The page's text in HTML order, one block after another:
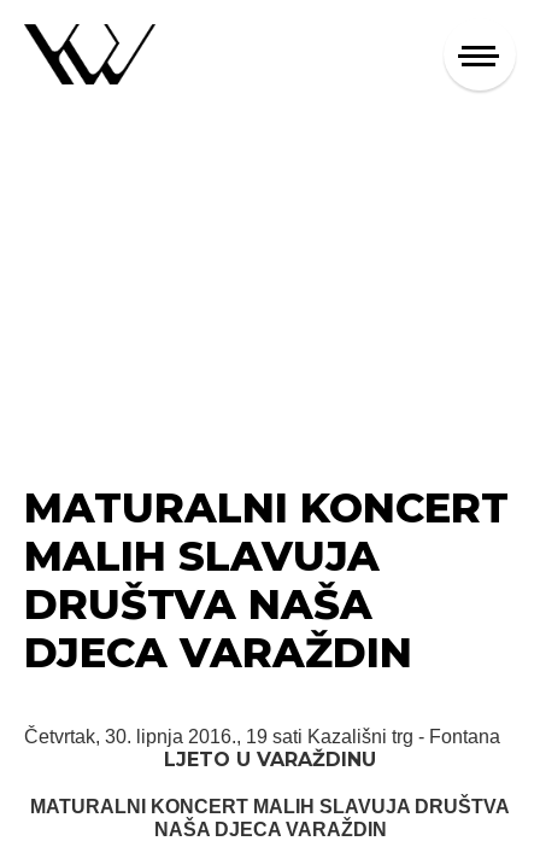
MATURALNI KONCERT
MALIH SLAVUJA
DRUŠTVA NAŠA
DJECA VARAŽDIN
Četvrtak, 30. lipnja 2016., 19 sati Kazališni trg - Fontana
LJETO U VARAŽDINU
MATURALNI KONCERT MALIH SLAVUJA DRUŠTVA
NAŠA DJECA VARAŽDIN